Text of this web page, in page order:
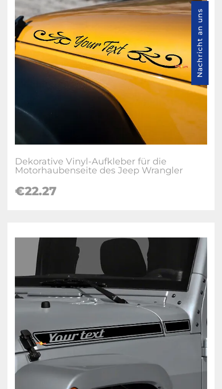
Dekorative Vinyl-Aufkleber für die
Motorhaubenseite des Jeep Wrangler
€22.27
Nachricht an uns